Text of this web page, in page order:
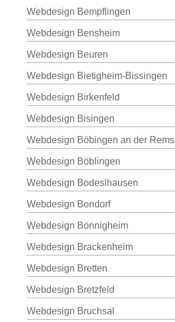
Webdesign Bempflingen
Webdesign Bensheim
Webdesign Beuren
Webdesign Bietigheim-Bissingen
Webdesign Birkenfeld
Webdesign Bisingen
Webdesign Böbingen an der Rems
Webdesign Böblingen
Webdesign Bodeslhausen
Webdesign Bondorf
Webdesign Bönnigheim
Webdesign Brackenheim
Webdesign Bretten
Webdesign Bretzfeld
Webdesign Bruchsal